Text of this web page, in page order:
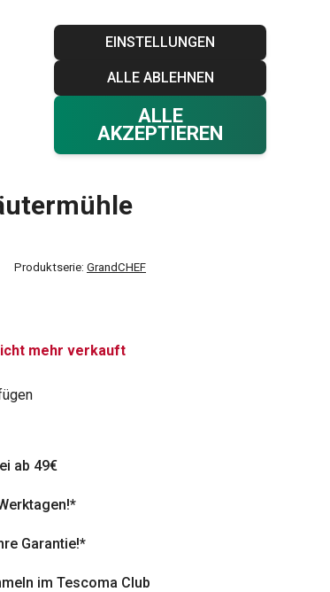
EINSTELLUNGEN
ALLE ABLEHNEN
ALLE
AKZEPTIEREN
Tescoma Club Garantie Kontakt
Einloggen
0 Ihr Warenkorb
€ 0,00
Produktserie: GrandCHEF
mehr verkauft
ab 49€
Garantie!*
im Tescoma Club